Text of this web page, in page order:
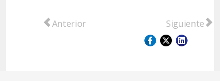
Artículo anterior: Reconocimiento a
Anterior Artículo
Siguiente